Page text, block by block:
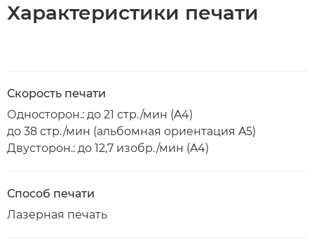
Характеристики печати
Скорость печати
Односторон.: до 21 стр./мин (A4)
до 38 стр./мин (альбомная ориентация A5)
Двусторон.: до 12,7 изобр./мин (A4)
Способ печати
Лазерная печать